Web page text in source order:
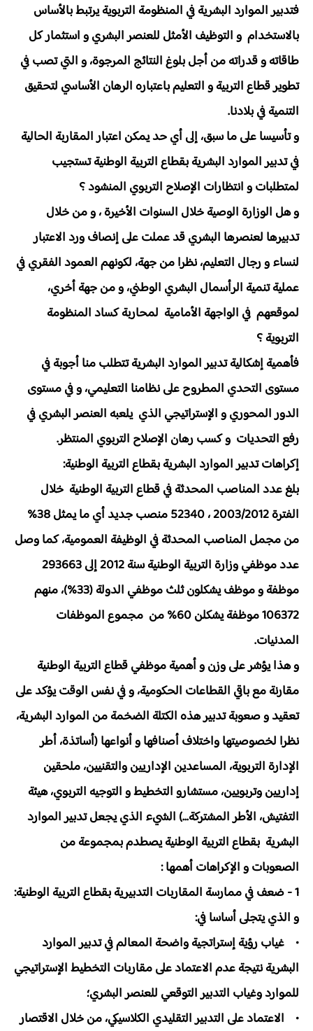
فتدبير الموارد البشرية في المنظومة التربوية يرتبط بالأساس
بالاستخدام و التوظيف الأمثل للعنصر البشري و استثمار كل
طاقاته و قدراته من أجل بلوغ النتائج المرجوة، و التي تصب في
تطوير قطاع التربية و التعليم باعتباره الرهان الأساسي لتحقيق
التنمية في بلادنا.
و تأسيسا على ما سبق، إلى أي حد يمكن اعتبار المقاربة الحالية
في تدبير الموارد البشرية بقطاع التربية الوطنية تستجيب
لمتطلبات و انتظارات الإصلاح التربوي المنشود ؟
و هل الوزارة الوصية خلال السنوات الأخيرة ، و من خلال
تدبيرها لعنصرها البشري قد عملت على إنصاف ورد الاعتبار
لنساء و رجال التعليم، نظرا من جهة، لكونهم العمود الفقري في
عملية تنمية الرأسمال البشري الوطني، و من جهة أخري،
لموقعهم في الواجهة الأمامية لمحاربة كساد المنظومة
التربوية ؟
فأهمية إشكالية تدبير الموارد البشرية تتطلب منا أجوبة في
مستوى التحدي المطروح على نظامنا التعليمي، و في مستوى
الدور المحوري و الإستراتيجي الذي يلعبه العنصر البشري في
رفع التحديات و كسب رهان الإصلاح التربوي المنتظر.
إكراهات تدبير الموارد البشرية بقطاع التربية الوطنية:
بلغ عدد المناصب المحدثة في قطاع التربية الوطنية خلال
الفترة 2003/2012 ، 52340 منصب جديد أي ما يمثل 38%
من مجمل المناصب المحدثة في الوظيفة العمومية، كما وصل
عدد موظفي وزارة التربية الوطنية سنة 2012 إلى 293663
موظفة و موظف يشكلون ثلث موظفي الدولة (33%)، منهم
106372 موظفة يشكلن 60% من مجموع الموظفات
المدنيات.
و هذا يؤشر على وزن و أهمية موظفي قطاع التربية الوطنية
مقارنة مع باقي القطاعات الحكومية، و في نفس الوقت يؤكد على
تعقيد و صعوبة تدبير هذه الكتلة الضخمة من الموارد البشرية،
نظرا لخصوصيتها واختلاف أصنافها و أنواعها (أساتذة، أطر
الإدارة التربوية، المساعدين الإداريين والتقنيين، ملحقين
إداريين وتربويين، مستشارو التخطيط و التوجيه التربوي، هيئة
التفتيش، الأطر المشتركة...) الشيء الذي يجعل تدبير الموارد
البشرية بقطاع التربية الوطنية يصطدم بمجموعة من
الصعوبات و الإكراهات أهمها :
1 - ضعف في ممارسة المقاربات التدبيرية بقطاع التربية الوطنية:
و الذي يتجلى أساسا في:
• غياب رؤية إستراتجية واضحة المعالم في تدبير الموارد
البشرية نتيجة عدم الاعتماد على مقاربات التخطيط الإستراتيجي
للموارد وغياب التدبير التوقعي للعنصر البشري؛
• الاعتماد على التدبير التقليدي الكلاسيكي، من خلال الاقتصار